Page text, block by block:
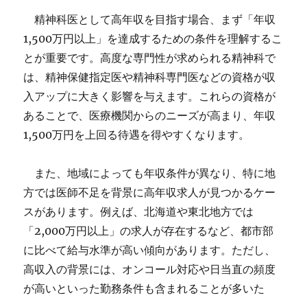
精神科医として高年収を目指す場合、まず「年収
1,500万円以上」を達成するための条件を理解するこ
とが重要です。高度な専門性が求められる精神科で
は、精神保健指定医や精神科専門医などの資格が収
入アップに大きく影響を与えます。これらの資格が
あることで、医療機関からのニーズが高まり、年収
1,500万円を上回る待遇を得やすくなります。
また、地域によっても年収条件が異なり、特に地
方では医師不足を背景に高年収求人が見つかるケー
スがあります。例えば、北海道や東北地方では
「2,000万円以上」の求人が存在するなど、都市部
に比べて給与水準が高い傾向があります。ただし、
高収入の背景には、オンコール対応や日当直の頻度
が高いといった勤務条件も含まれることが多いた